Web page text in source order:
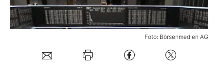
Mein B:O
Foto: Börsenmedien AG